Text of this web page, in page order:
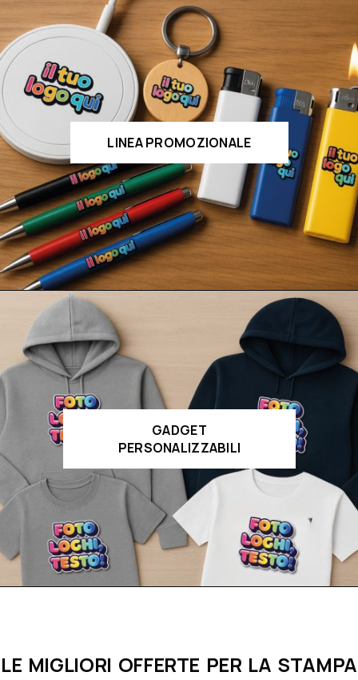
LINEA PROMOZIONALE
GADGET
PERSONALIZZABILI
LE MIGLIORI OFFERTE PER LA STAMPA